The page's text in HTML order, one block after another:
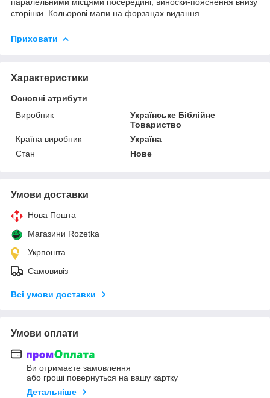
сторінки. Кольорові мапи на форзацах видання.
Приховати
Характеристики
Основні атрибути
Виробник
Українське Біблійне
Товариство
Країна виробник
Україна
Стан
Нове
Умови доставки
Нова Пошта
Магазини Rozetka
Укрпошта
Самовивіз
Всі умови доставки
Умови оплати
Ви отримаєте замовлення
або гроші повернуться на вашу картку
Детальніше